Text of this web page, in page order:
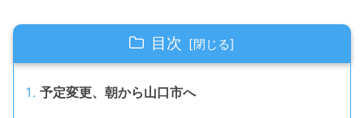
目次
予定変更、朝から山口市へ